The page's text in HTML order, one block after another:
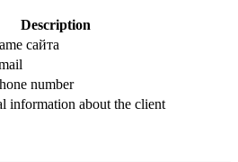
Description
сайта
number
information about the client